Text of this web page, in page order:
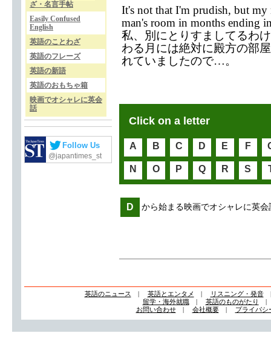
ざ・名言手帖
Easily Confused
English
英語のことわざ
英語のフレーズ
英語の新語
英語のおもちゃ箱
映画でオシャレに英会
話
Follow Us
@japantimes_st
It's not that I'm prudish, but my
man's room in months ending
私、別にとりすましてるわ
わる月には絶対に殿方の部
れていましたので…。
Click on a letter
A B C D E F
N O P Q R S
D から始まる映画でオシャレに英会
英語のニュース | 英語とエンタメ | リスニング・発音
留学・海外就職| 英語のものがたり
お問い合わせ| 会社概要| プライバシ